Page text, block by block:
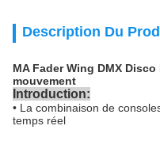
Description Du
MA Fader Wing DMX
mouvement
Introduction:
• La combinaison de
temps réel